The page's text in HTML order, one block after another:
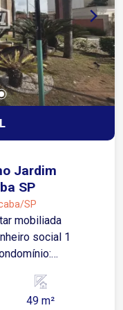
Jardim
SP
SP
mobiliada
social 1
uma
de
49 m²